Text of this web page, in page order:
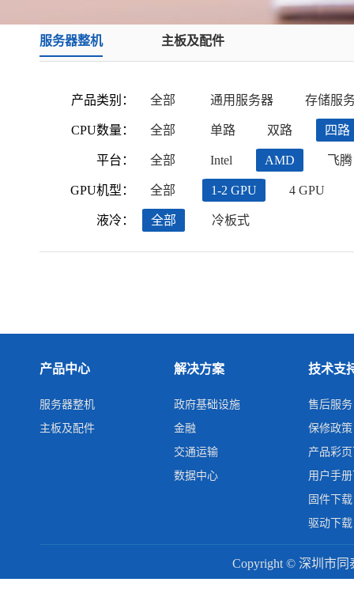
服务器整机 主板及配件
产品类别：
CPU数量：
平台：
GPU机型：
液冷：
全部 通用服务器 存储服
全部 单路 双路 四路
全部 Intel AMD 飞腾
全部 1-2 GPU 4 GPU
全部 冷板式
产品中心
服务器整机
主板及配件
解决方案
政府基础设施
金融
交通运输
数据中心
技术支
售后服务
保修政策
产品彩
用户手
固件下载
驱动下载
Copyright © 深圳市同